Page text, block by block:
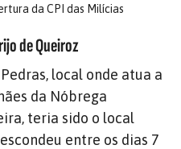
da CPI das Milícias
de Queiroz
local onde atua a
da Nóbrega
teria sido o local
entre os dias 7